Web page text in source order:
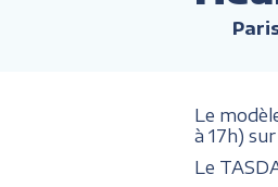
Le
à 17h)
Le